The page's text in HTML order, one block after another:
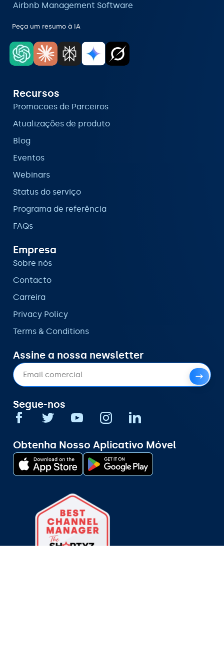
Airbnb Management Software
Peça um resumo à IA
Recursos
Promocoes de Parceiros
Atualizações de produto
Blog
Eventos
Webinars
Status do serviço
Programa de referência
FAQs
Empresa
Sobre nós
Contacto
Carreira
Privacy Policy
Terms & Conditions
Assine a nossa newsletter
Segue-nos
Obtenha Nosso Aplicativo Móvel